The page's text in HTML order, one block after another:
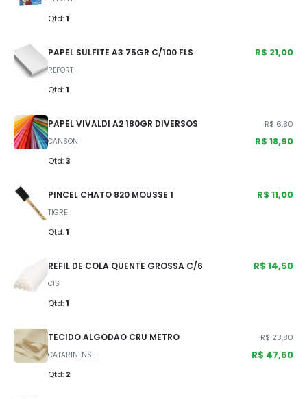
Qtd: 1
PAPEL SULFITE A3 75GR C/100 FLS
REPORT
Qtd: 1
R$ 21,00
PAPEL VIVALDI A2 180GR DIVERSOS
CANSON
Qtd:3
R$ 6,30
R$ 18,90
PINCEL CHATO 820 MOUSSE 1
TIGRE
Qtd: 1
R$ 11,00
REFIL DE COLA QUENTE GROSSA C/6
CIS
Qtd: 1
R$ 14,50
TECIDO ALGODAO CRU METRO
CATARINENSE
Qtd: 2
R$ 23,80
R$ 47,60